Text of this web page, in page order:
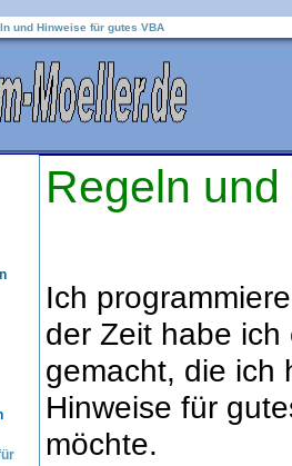
und Hinweise für gutes VBA
Regeln
Ich
der Zeit habe
gemacht, die ich
Hinweise für
möchte.